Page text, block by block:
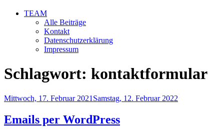
TEAM
Alle Beiträge
Kontakt
Datenschutzerklärung
Impressum
Schlagwort: kontaktformular
Veröffentlicht
Mittwoch, 17. Februar 2021 Samstag, 12. Februar 2022
Emails per WordPress